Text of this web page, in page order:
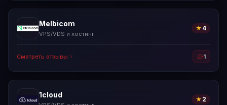
Melbicom
VPS/VDS и хостинг
★ 4
Смотреть отзывы 1
1cloud
★ 2